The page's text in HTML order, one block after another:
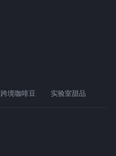
跨境咖啡豆 实验室甜品